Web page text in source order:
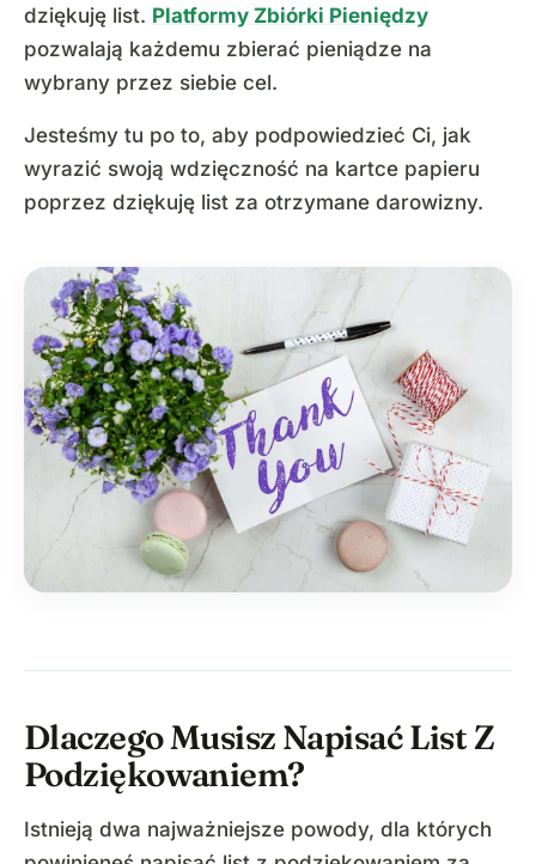
dziękuję list. Platformy Zbiórki Pieniędzy
pozwalają każdemu zbierać pieniądze na
wybrany przez siebie cel.
Jesteśmy tu po to, aby podpowiedzieć Ci, jak
wyrazić swoją wdzięczność na kartce papieru
poprzez dziękuję list za otrzymane darowizny.
Dlaczego Musisz Napisać List Z
Podziękowaniem?
Istnieją dwa najważniejsze powody, dla których